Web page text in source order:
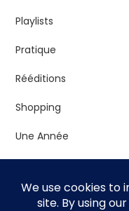
Playlists
Pratique
Rééditions
Shopping
Une Année